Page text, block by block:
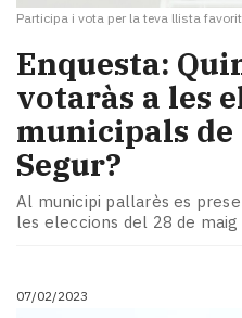
Participa i vota per la teva llista
Enquesta:
votaràs a les
municipals de
Segur?
Al municipi pallarès es
les eleccions del 28 de maig
07/02/2023